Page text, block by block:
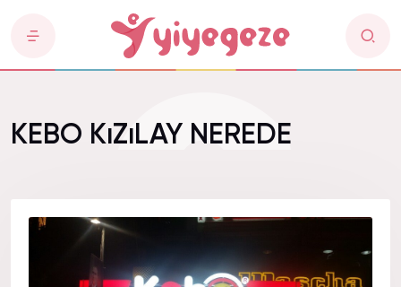
KEBO KıZıLAY NEREDE